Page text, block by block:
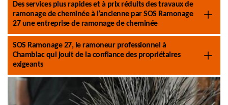
Des services plus rapides et à prix réduits des travaux de
ramonage de cheminée à l’ancienne par SOS Ramonage
27 une entreprise de ramonage de cheminée
SOS Ramonage 27, le ramoneur professionnel à
Chamblac qui jouit de la confiance des propriétaires
exigeants